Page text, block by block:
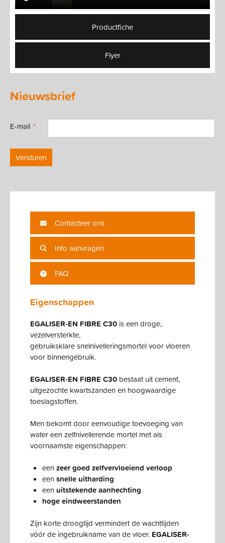
Productfiche
Flyer
Nieuwsbrief
E-mail
Versturen
Eigenschappen
EGALISER-EN FIBRE C30 is een droge,
vezelversterkte,
gebruiksklare snelnivelleringsmortel voor vloeren
voor binnengebruik.
EGALISER-EN FIBRE C30 bestaat uit cement,
uitgezochte kwartszanden en hoogwaardige
toeslagstoffen.
Men bekomt door eenvoudige toevoeging van
water een zelfnivellerende mortel met als
voornaamste eigenschappen:
eenzeer goed zelfvervloeiend verloop
eensnelle uitharding
een uitstekende aanhechting
hoge eindweerstanden
Zijn korte droogtijd vermindert de wachttijden
vóór de ingebruikname van de vloer. EGALISER-
Contacteer ons
Info aanvragen
FAQ